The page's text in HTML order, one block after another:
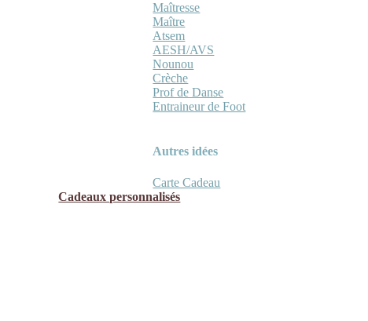
Maîtresse
Maître
Atsem
AESH/AVS
Nounou
Crèche
Prof de Danse
Entraineur de Foot
Autres idées
Carte Cadeau
Cadeaux personnalisés